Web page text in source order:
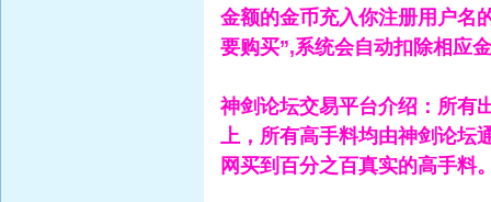
金额的金币充入你注册用户名
要购买”,系统会自动扣除相应
神剑论坛交易平台介绍：所有
上，所有高手料均由神剑论坛
网买到百分之百真实的高手料